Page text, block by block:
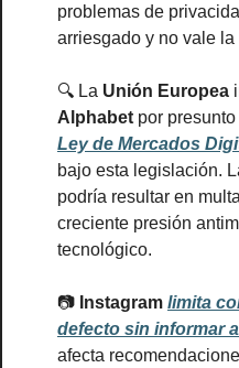
problemas de
arriesgado y no vale
🔍 La Unión Europea
Alphabet por presunto
Ley de Mercados
bajo esta legislación.
podría resultar en
creciente presión
tecnológico.
📷 Instagram limita
defecto sin informar
afecta